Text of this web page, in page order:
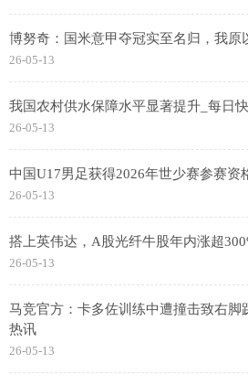
博努奇：国米意甲夺冠实至名归，我原
26-05-13
我国农村供水保障水平显著提升_每日
26-05-13
中国U17男足获得2026年世少赛参赛资
26-05-13
搭上英伟达，A股光纤牛股年内涨超
26-05-13
马竞官方：卡多佐训练中遭撞击致右脚
热讯
26-05-13